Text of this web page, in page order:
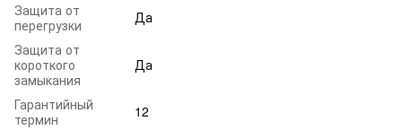
Защита от
перегрузки
Да
Защита от
короткого
замыкания
Да
Гарантийный
термин
12